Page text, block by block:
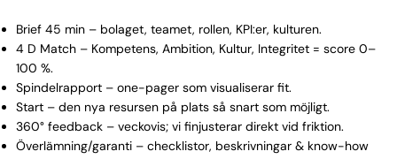
Brief 45 min – bolaget, teamet, rollen, KPI:er, kulturen.
4 D Match – Kompetens, Ambition, Kultur, Integritet = score 0–
100 %.
Spindelrapport – one-pager som visualiserar fit.
Start – den nya resursen på plats så snart som möjligt.
360° feedback – veckovis; vi finjusterar direkt vid friktion.
Överlämning/garanti – checklistor, beskrivningar & know-how